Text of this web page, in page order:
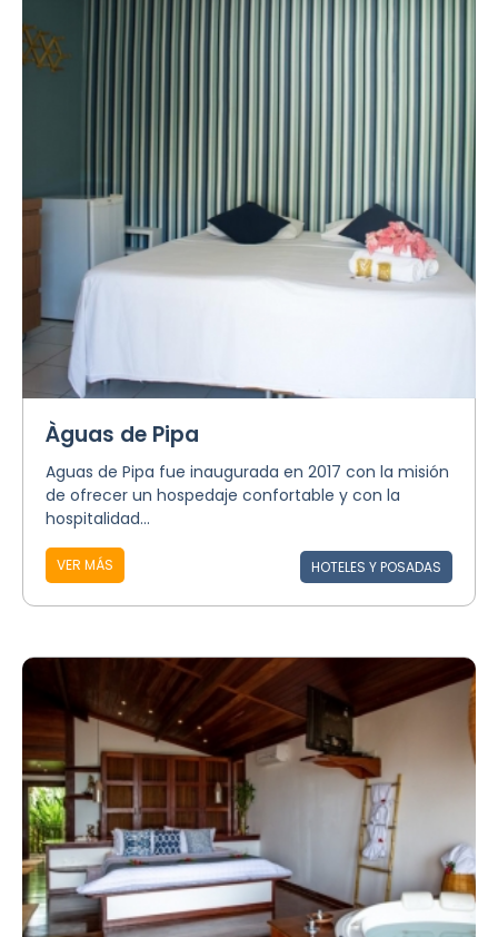
Àguas de Pipa
Aguas de Pipa fue inaugurada en 2017 con la misión
de ofrecer un hospedaje confortable y con la
hospitalidad...
VER MÁS HOTELES Y POSADAS